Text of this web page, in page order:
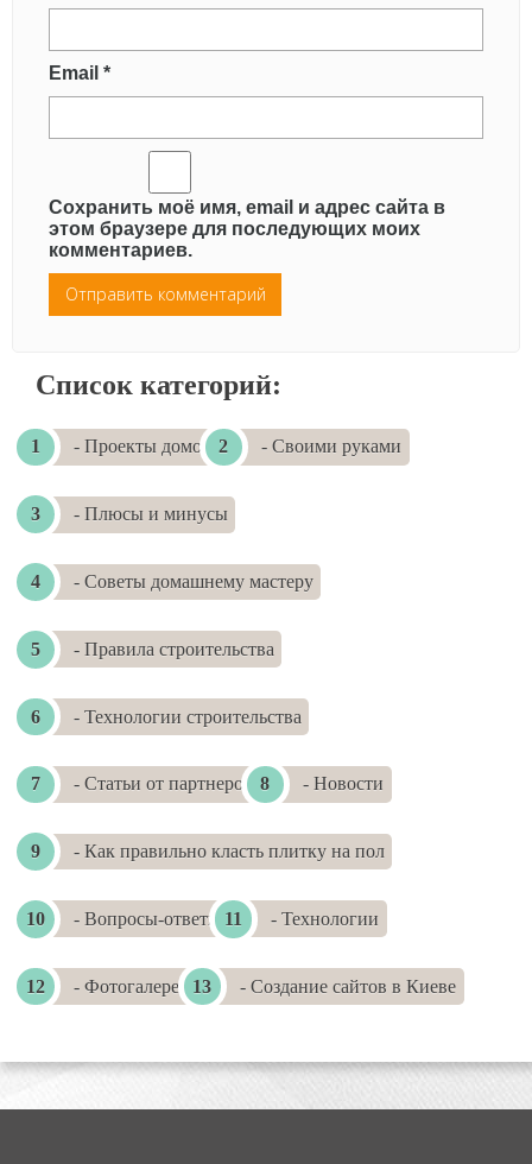
Email *
Сохранить моё имя, email и адрес сайта в
этом браузере для последующих моих
комментариев.
Список категорий:
- Проекты домов - Своими руками
- Плюсы и минусы
- Советы домашнему мастеру
- Правила строительства
- Технологии строительства
- Статьи от партнеров - Новости
- Как правильно класть плитку на пол
- Вопросы-ответы - Технологии
- Фотогалереи - Создание сайтов в Киеве